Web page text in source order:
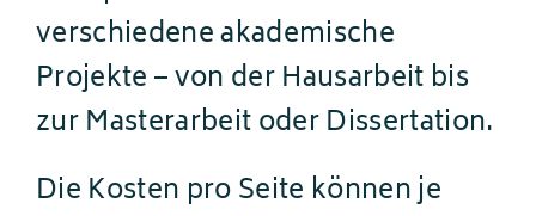
verschiedene akademische
Projekte – von der Hausarbeit bis
zur Masterarbeit oder Dissertation.
Die Kosten pro Seite können je